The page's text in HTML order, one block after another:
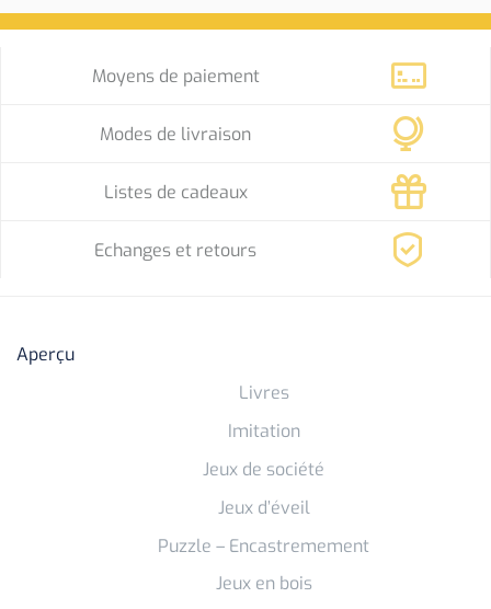
Moyens de paiement
Modes de livraison
Listes de cadeaux
Echanges et retours
Aperçu
Livres
Imitation
Jeux de société
Jeux d’éveil
Puzzle – Encastremement
Jeux en bois